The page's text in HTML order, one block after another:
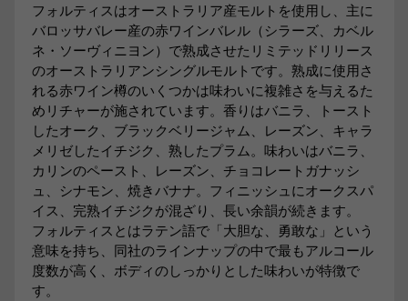
フォルティスはオーストラリア産モルトを使用し、主に
バロッサバレー産の赤ワインバレル（シラーズ、カベル
ネ・ソーヴィニヨン）で熟成させたリミテッドリリース
のオーストラリアンシングルモルトです。熟成に使用さ
れる赤ワイン樽のいくつかは味わいに複雑さを与えるた
めリチャーが施されています。香りはバニラ、トースト
したオーク、ブラックベリージャム、レーズン、キャラ
メリゼしたイチジク、熟したプラム。味わいはバニラ、
カリンのペースト、レーズン、チョコレートガナッシ
ュ、シナモン、焼きバナナ。フィニッシュにオークスパ
イス、完熟イチジクが混ざり、長い余韻が続きます。
フォルティスとはラテン語で「大胆な、勇敢な」という
意味を持ち、同社のラインナップの中で最もアルコール
度数が高く、ボディのしっかりとした味わいが特徴で
す。